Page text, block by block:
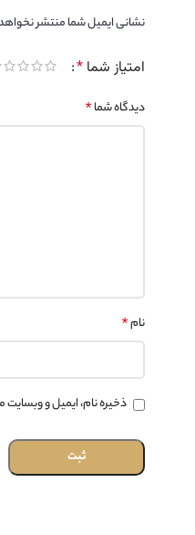
نشانی ایمیل شما منتشر
امتیاز شما *
دیدگاه شما*
نام*
ذخیره نام، ایمیل و